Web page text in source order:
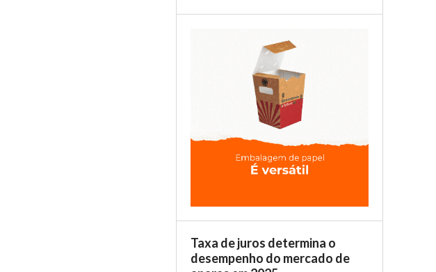
Taxa de juros determina o
desempenho do mercado de